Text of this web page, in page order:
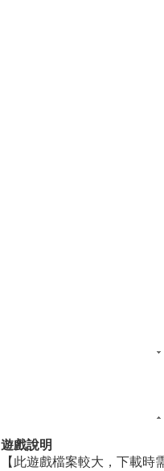
遊戲說明
【此遊戲檔案較大，下載